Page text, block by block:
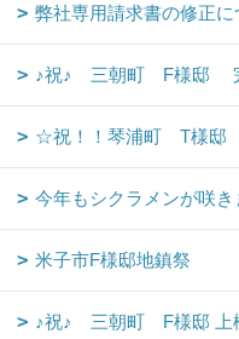
弊社専用請求書の修正
♪祝♪ 三朝町 F様邸 完
☆祝！！琴浦町 T様邸
今年もシクラメンが咲き
米子市F様邸地鎮祭
♪祝♪ 三朝町 F様邸 上